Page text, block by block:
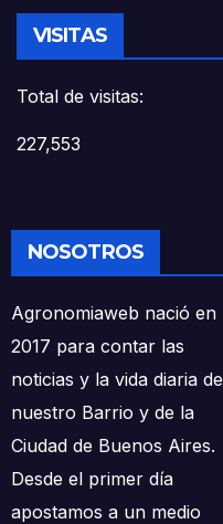
VISITAS
Total de visitas:
227,553
NOSOTROS
Agronomiaweb nació en
2017 para contar las
noticias y la vida diaria de
nuestro Barrio y de la
Ciudad de Buenos Aires.
Desde el primer día
apostamos a un medio